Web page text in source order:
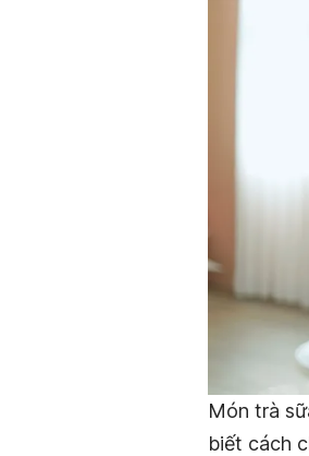
Món trà
biết cách